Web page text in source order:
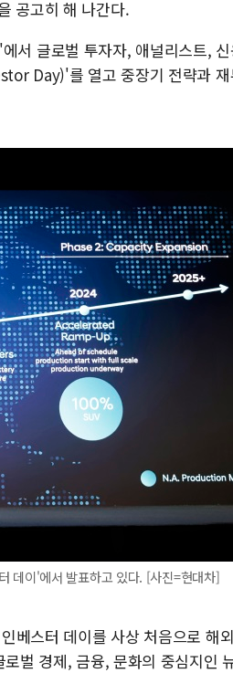
강원·전라권 폭염중대경
빚투·레버리지 줄었지만
[2보] 북한, 원산서 동해
공고히 해 나간다.
서 글로벌 투자자, 애널리스트, 신
Day)'를 열고 중장기 전략과 재
데이'에서 발표하고 있다. [사진=현대차]
베스터 데이를 사상 처음으로 해
벌 경제, 금융, 문화의 중심지인